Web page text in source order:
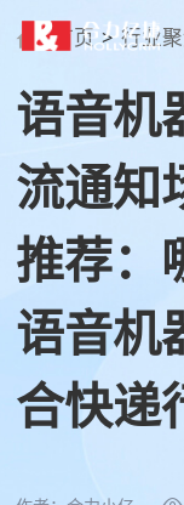
首页 > 行业
语音机
流通知
推荐：
语音机
合快递